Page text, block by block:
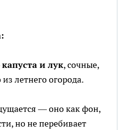
капуста и лук, сочные,
летнего огорода.
— оно как фон,
но не перебивает